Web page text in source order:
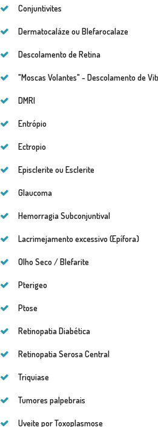
Conjuntivites
Dermatocaláze ou Blefarocalaze
Descolamento de Retina
"Moscas Volantes" - Descolamento de
DMRI
Entrópio
Ectropio
Episclerite ou Esclerite
Glaucoma
Hemorragia Subconjuntival
Lacrimejamento excessivo (Epífora)
Olho Seco / Blefarite
Pterigeo
Ptose
Retinopatia Diabética
Retinopatia Serosa Central
Triquiase
Tumores palpebrais
Uveite por Toxoplasmose